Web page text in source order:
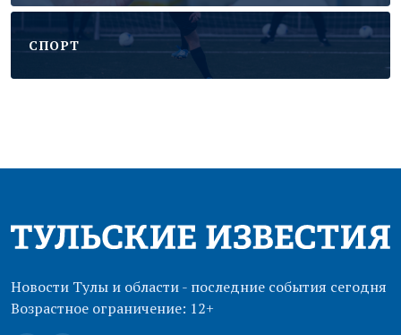
CПОРТ
Новости Тулы и области - последние события сегодня
Возрастное ограничение: 12+